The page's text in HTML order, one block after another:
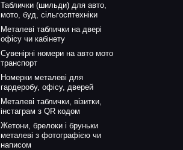
Таблички (шильди) для авто,
мото, буд, сільгосптехніки
Металеві таблички на двері
офісу чи кабінету
Сувенірні номери на авто мото
транспорт
Номерки металеві для
гардеробу, офісу, дверей
Металеві таблички, візитки,
інстаграм з QR кодом
Жетони, брелоки і бруньки
металеві з фотографією чи
написом